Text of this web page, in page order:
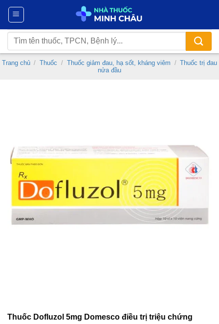
Chuyển
nội
dung
Tìm
kiếm:
Trang chủ / Thuốc / Thuốc giảm đau, hạ sốt, kháng viêm / Thuốc trị đau
nửa đầu
Thuốc Dofluzol 5mg Domesco điều trị triệu chứng